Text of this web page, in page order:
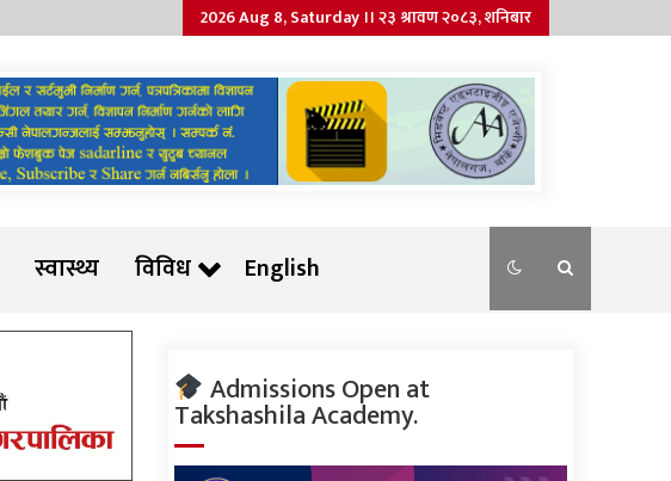
2026 Aug 8, Saturday ।। २३ श्रावण २०८३, शनिबार
स्वास्थ्य विविध English
Admissions Open at
Takshashila Academy.